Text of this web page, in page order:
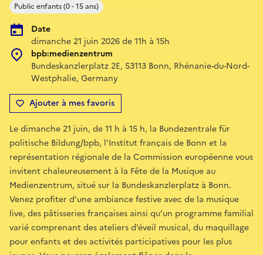
Public enfants (0 - 15 ans)
Date
dimanche 21 juin 2026 de 11h à 15h
bpb:medienzentrum
Bundeskanzlerplatz 2E, 53113 Bonn, Rhénanie-du-Nord-
Westphalie, Germany
Ajouter à mes favoris
Le dimanche 21 juin, de 11 h à 15 h, la Bundezentrale für
politische Bildung/bpb, l'Institut français de Bonn et la
représentation régionale de la Commission européenne vous
invitent chaleureusement à la Fête de la Musique au
Medienzentrum, situé sur la Bundeskanzlerplatz à Bonn.
Venez profiter d’une ambiance festive avec de la musique
live, des pâtisseries françaises ainsi qu’un programme familial
varié comprenant des ateliers d’éveil musical, du maquillage
pour enfants et des activités participatives pour les plus